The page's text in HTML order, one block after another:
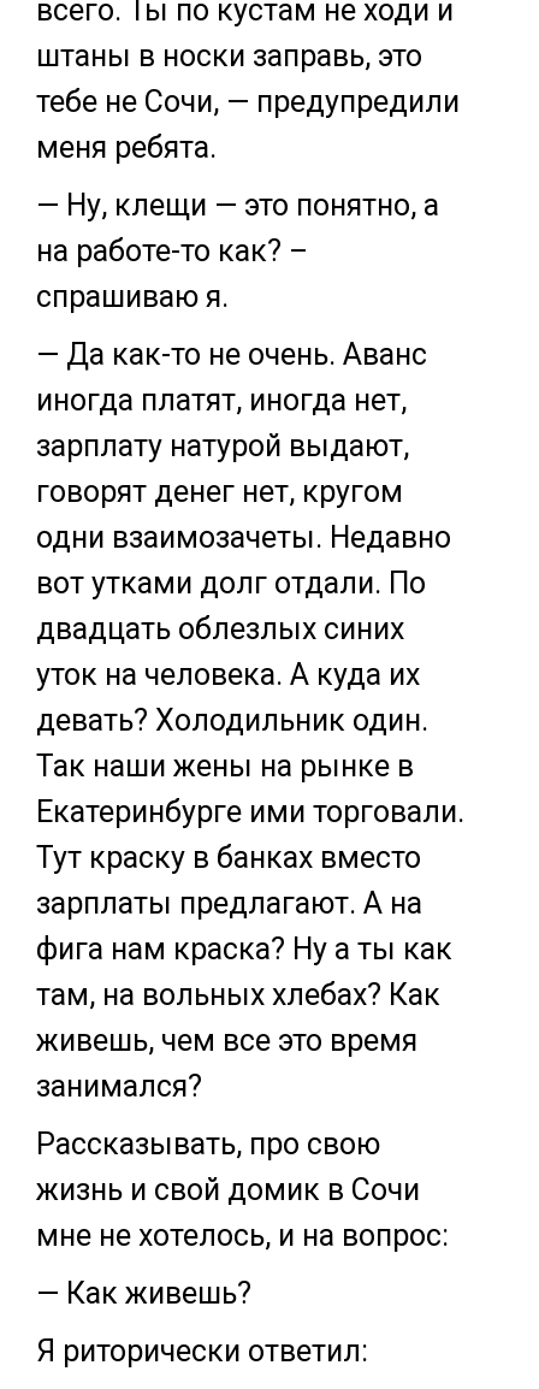
всего. Ты по кустам не ходи и
штаны в носки заправь, это
тебе не Сочи, — предупредили
меня ребята.
— Ну, клещи — это понятно, а
на работе-то как? –
спрашиваю я.
— Да как-то не очень. Аванс
иногда платят, иногда нет,
зарплату натурой выдают,
говорят денег нет, кругом
одни взаимозачеты. Недавно
вот утками долг отдали. По
двадцать облезлых синих
уток на человека. А куда их
девать? Холодильник один.
Так наши жены на рынке в
Екатеринбурге ими торговали.
Тут краску в банках вместо
зарплаты предлагают. А на
фига нам краска? Ну а ты как
там, на вольных хлебах? Как
живешь, чем все это время
занимался?
Рассказывать, про свою
жизнь и свой домик в Сочи
мне не хотелось, и на вопрос:
— Как живешь?
Я риторически ответил: